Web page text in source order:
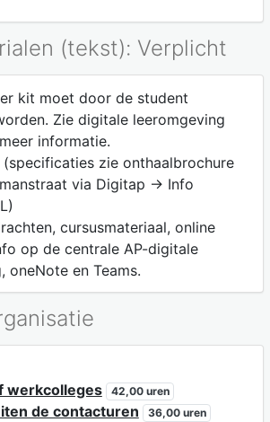
(tekst): Verplicht
kit moet door de student
Zie digitale leeromgeving
informatie.
zie onthaalbrochure
via Digitap -> Info
cursusmateriaal, online
op de centrale AP-digitale
oneNote en Teams.
werkcolleges
42,00 uren
de contacturen 36,00 uren